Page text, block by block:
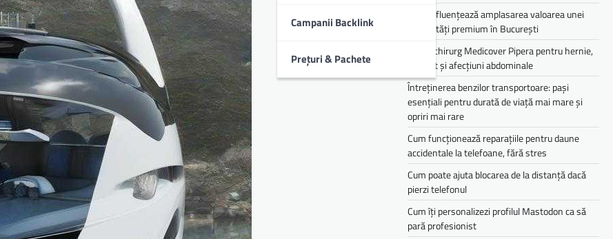
Campanii Backlink
Prețuri & Pachete
Cum influențează amplasarea valoarea unei
proprietăți premium în București
Medic chirurg Medicover Pipera pentru hernie,
colecist și afecțiuni abdominale
Întreținerea benzilor transportoare: pași
esențiali pentru durată de viață mai mare și
opriri mai rare
Cum funcționează reparațiile pentru daune
accidentale la telefoane, fără stres
Cum poate ajuta blocarea de la distanță dacă
pierzi telefonul
Cum îți personalizezi profilul Mastodon ca să
pară profesionist